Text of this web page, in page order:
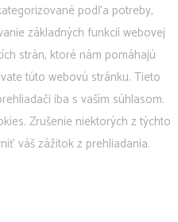
podľa potreby,
základných funkcií webovej
strán, ktoré nám pomáhajú
túto webovú stránku. Tieto
iba s vaším súhlasom.
Zrušenie niektorých z týchto
váš zážitok z prehliadania.